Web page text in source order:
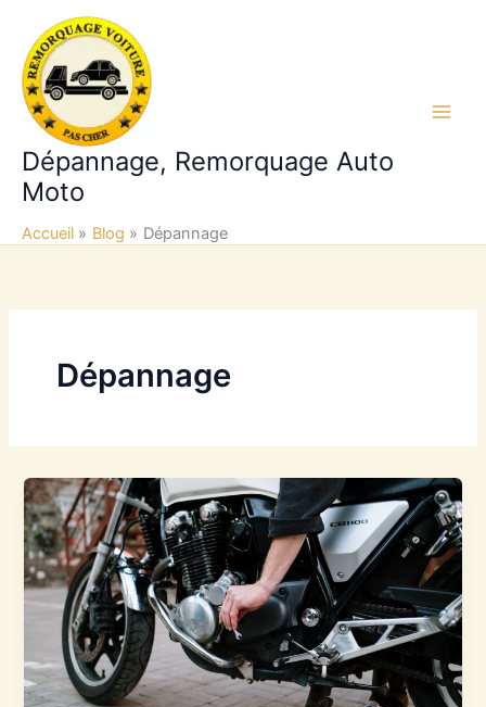
contenu
Dépannage, Remorquage Auto
Moto
Accueil Blog Dépannage
Dépannage